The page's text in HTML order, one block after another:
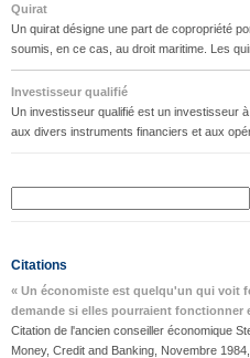
Quirat
Un quirat désigne une part de copropriété
soumis, en ce cas, au droit maritime. Les
Investisseur qualifié
Un investisseur qualifié est un investisseur
aux divers instruments financiers et aux
Citations
« Un économiste est quelqu'un qui voit
demande si elles pourraient fonctionner
Citation de l'ancien conseiller économique
Money, Credit and Banking, Novembre 1984,